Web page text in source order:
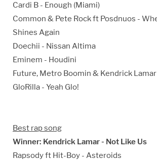
Cardi B - Enough (Miami)
Common & Pete Rock ft Posdnuos -
Shines Again
Doechii - Nissan Altima
Eminem - Houdini
Future, Metro Boomin & Kendrick
GloRilla - Yeah Glo!
Best rap song
Winner: Kendrick Lamar - Not Like Us
Rapsody ft Hit-Boy - Asteroids